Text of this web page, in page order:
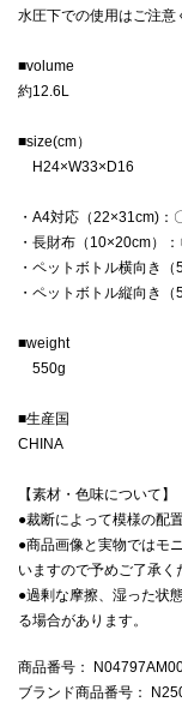
水圧下での使用はご注意
■volume
約12.6L
■size(cm）
H24×W33×D16
・A4対応（22×31cm)：
・長財布（10×20cm）
・ペットボトル横向き
・ペットボトル縦向き
■weight
550g
■生産国
CHINA
【素材・色味について】
●裁断によって模様の配
●商品画像と実物ではモ
いますので予めご了承く
●過剰な摩擦、湿った状
る場合があります。
商品番号 ：
ブランド商品番号 ：